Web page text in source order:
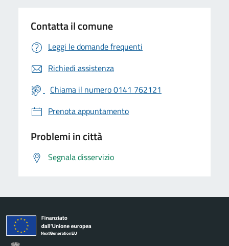
Contatta il comune
Leggi le domande frequenti
Richiedi assistenza
Chiama il numero 0141 762121
Prenota appuntamento
Problemi in città
Segnala disservizio